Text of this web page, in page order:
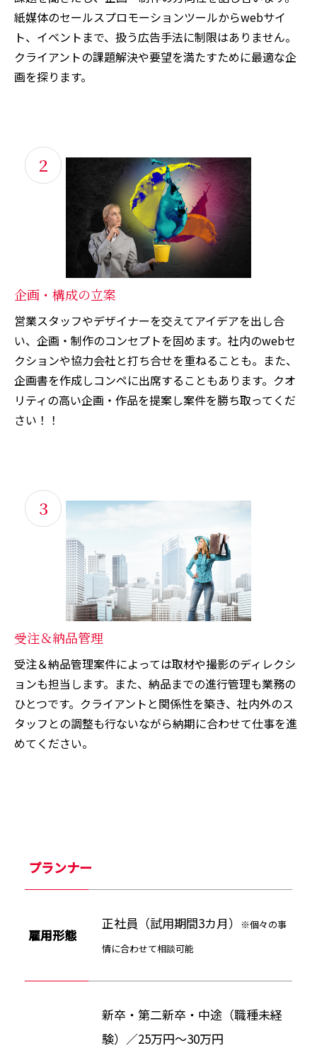
紙媒体のセールスプロモーションツールからwebサイ
ト、イベントまで、扱う広告手法に制限はありません。
クライアントの課題解決や要望を満たすために最適な企
画を探ります。
2
企画・構成の立案
営業スタッフやデザイナーを交えてアイデアを出し合
い、企画・制作のコンセプトを固めます。社内のwebセ
クションや協力会社と打ち合せを重ねることも。また、
企画書を作成しコンペに出席することもあります。クオ
リティの高い企画・作品を提案し案件を勝ち取ってくだ
さい！！
3
受注＆納品管理
受注＆納品管理案件によっては取材や撮影のディレクシ
ョンも担当します。また、納品までの進行管理も業務の
ひとつです。クライアントと関係性を築き、社内外のス
タッフとの調整も行ないながら納期に合わせて仕事を進
めてください。
プランナー
雇用形態
正社員（試用期間3カ月）
※個々の事
情に合わせて相談可能
新卒・第二新卒・中途（職種未経
験）／25万円～30万円